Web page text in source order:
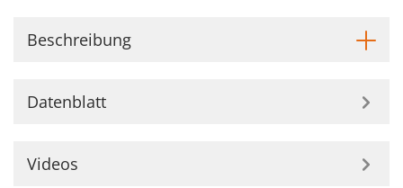
Beschreibung
Datenblatt
Videos